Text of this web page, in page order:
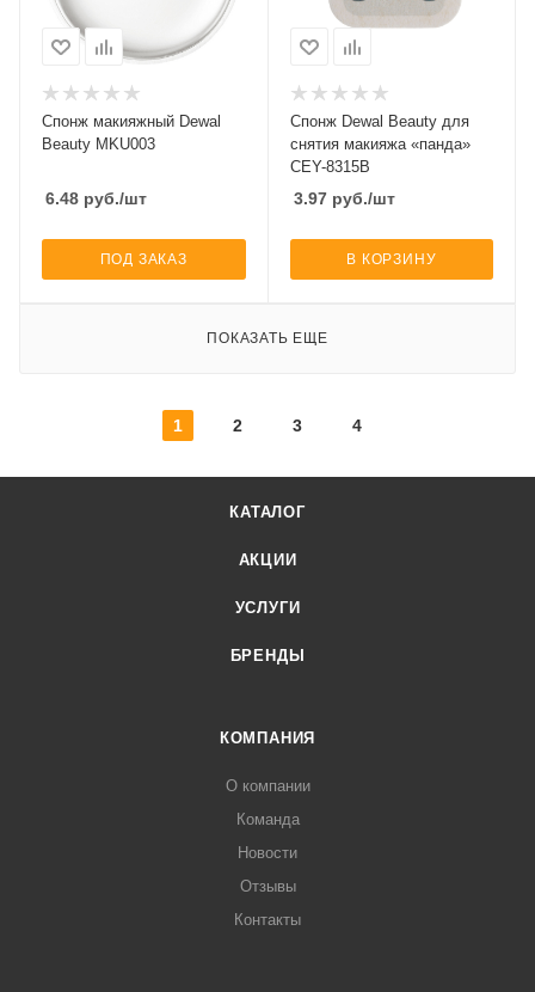
Спонж макияжный Dewal
Beauty MKU003
6.48 руб./шт
ПОД ЗАКАЗ
Спонж Dewal Beauty для
снятия макияжа «панда»
CEY-8315B
3.97руб./шт
В КОРЗИНУ
ПОКАЗАТЬ ЕЩЕ
1 2 3 4
КАТАЛОГ
АКЦИИ
УСЛУГИ
БРЕНДЫ
КОМПАНИЯ
О компании
Команда
Новости
Отзывы
Контакты